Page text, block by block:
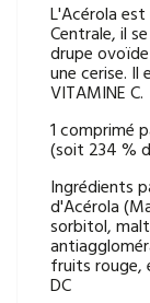
L'Acérola
Centrale, il
drupe
une cerise. Il
VITAMINE C.
1 comprimé
(soit 234 %
Ingrédients
d'Acérola
sorbitol,
fruits rouge,
DC